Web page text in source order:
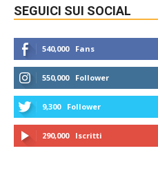
SEGUICI SUI SOCIAL
540,000 Fans
550,000 Follower
9,300 Follower
290,000 Iscritti